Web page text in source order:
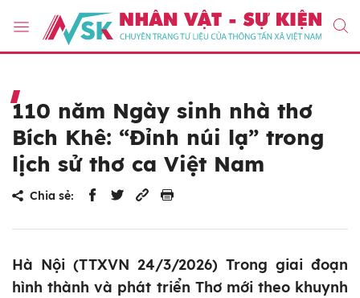
110 năm Ngày sinh nhà thơ
Bích Khê: “Đỉnh núi lạ” trong
lịch sử thơ ca Việt Nam
Chia sẻ:
Hà Nội (TTXVN 24/3/2026) Trong giai đoạn
hình thành và phát triển Thơ mới theo khuynh